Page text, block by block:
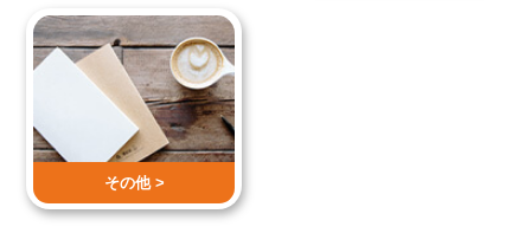
その他 >